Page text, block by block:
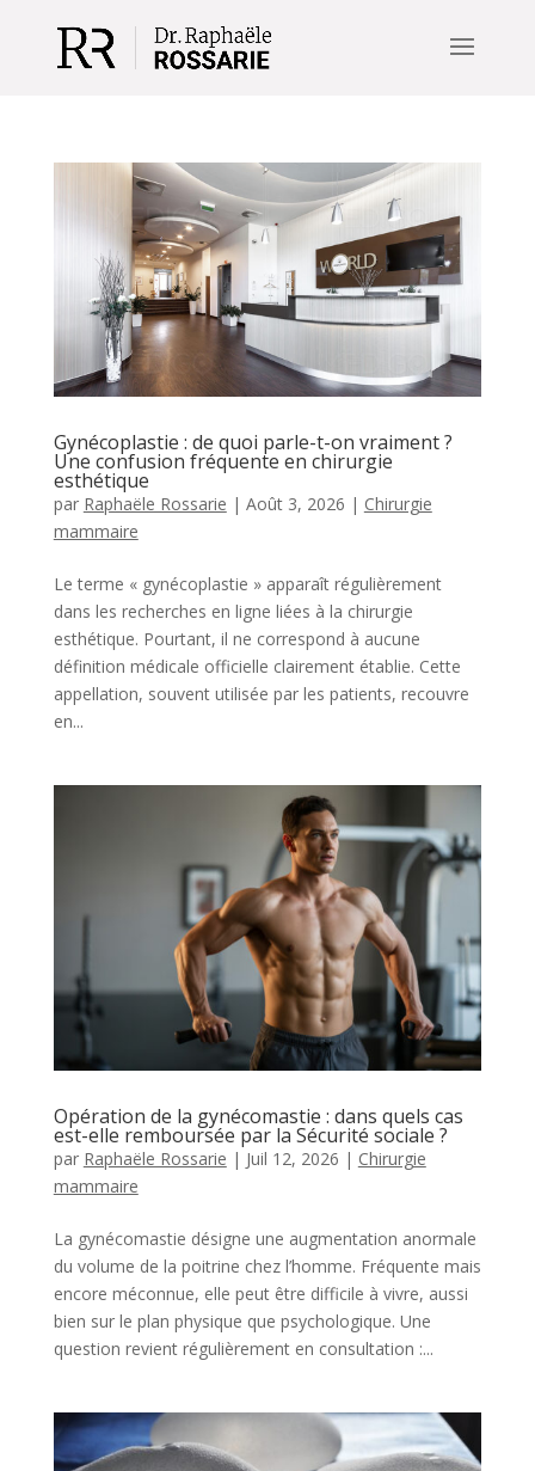
Gynécoplastie : de quoi parle-t-on vraiment ?
Une confusion fréquente en chirurgie
esthétique
par Raphaële Rossarie | Août 3, 2026 | Chirurgie
mammaire
Le terme « gynécoplastie » apparaît régulièrement
dans les recherches en ligne liées à la chirurgie
esthétique. Pourtant, il ne correspond à aucune
définition médicale officielle clairement établie. Cette
appellation, souvent utilisée par les patients, recouvre
en...
Opération de la gynécomastie : dans quels cas
est-elle remboursée par la Sécurité sociale ?
par Raphaële Rossarie | Juil 12, 2026 | Chirurgie
mammaire
La gynécomastie désigne une augmentation anormale
du volume de la poitrine chez l’homme. Fréquente mais
encore méconnue, elle peut être difficile à vivre, aussi
bien sur le plan physique que psychologique. Une
question revient régulièrement en consultation :...